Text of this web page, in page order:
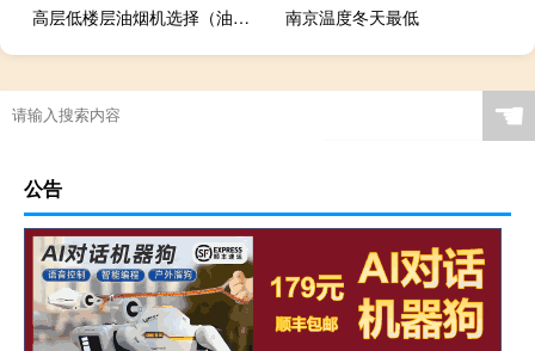
高层低楼层油烟机选择（油烟机选择） 南京温度冬天最低
☚
公告